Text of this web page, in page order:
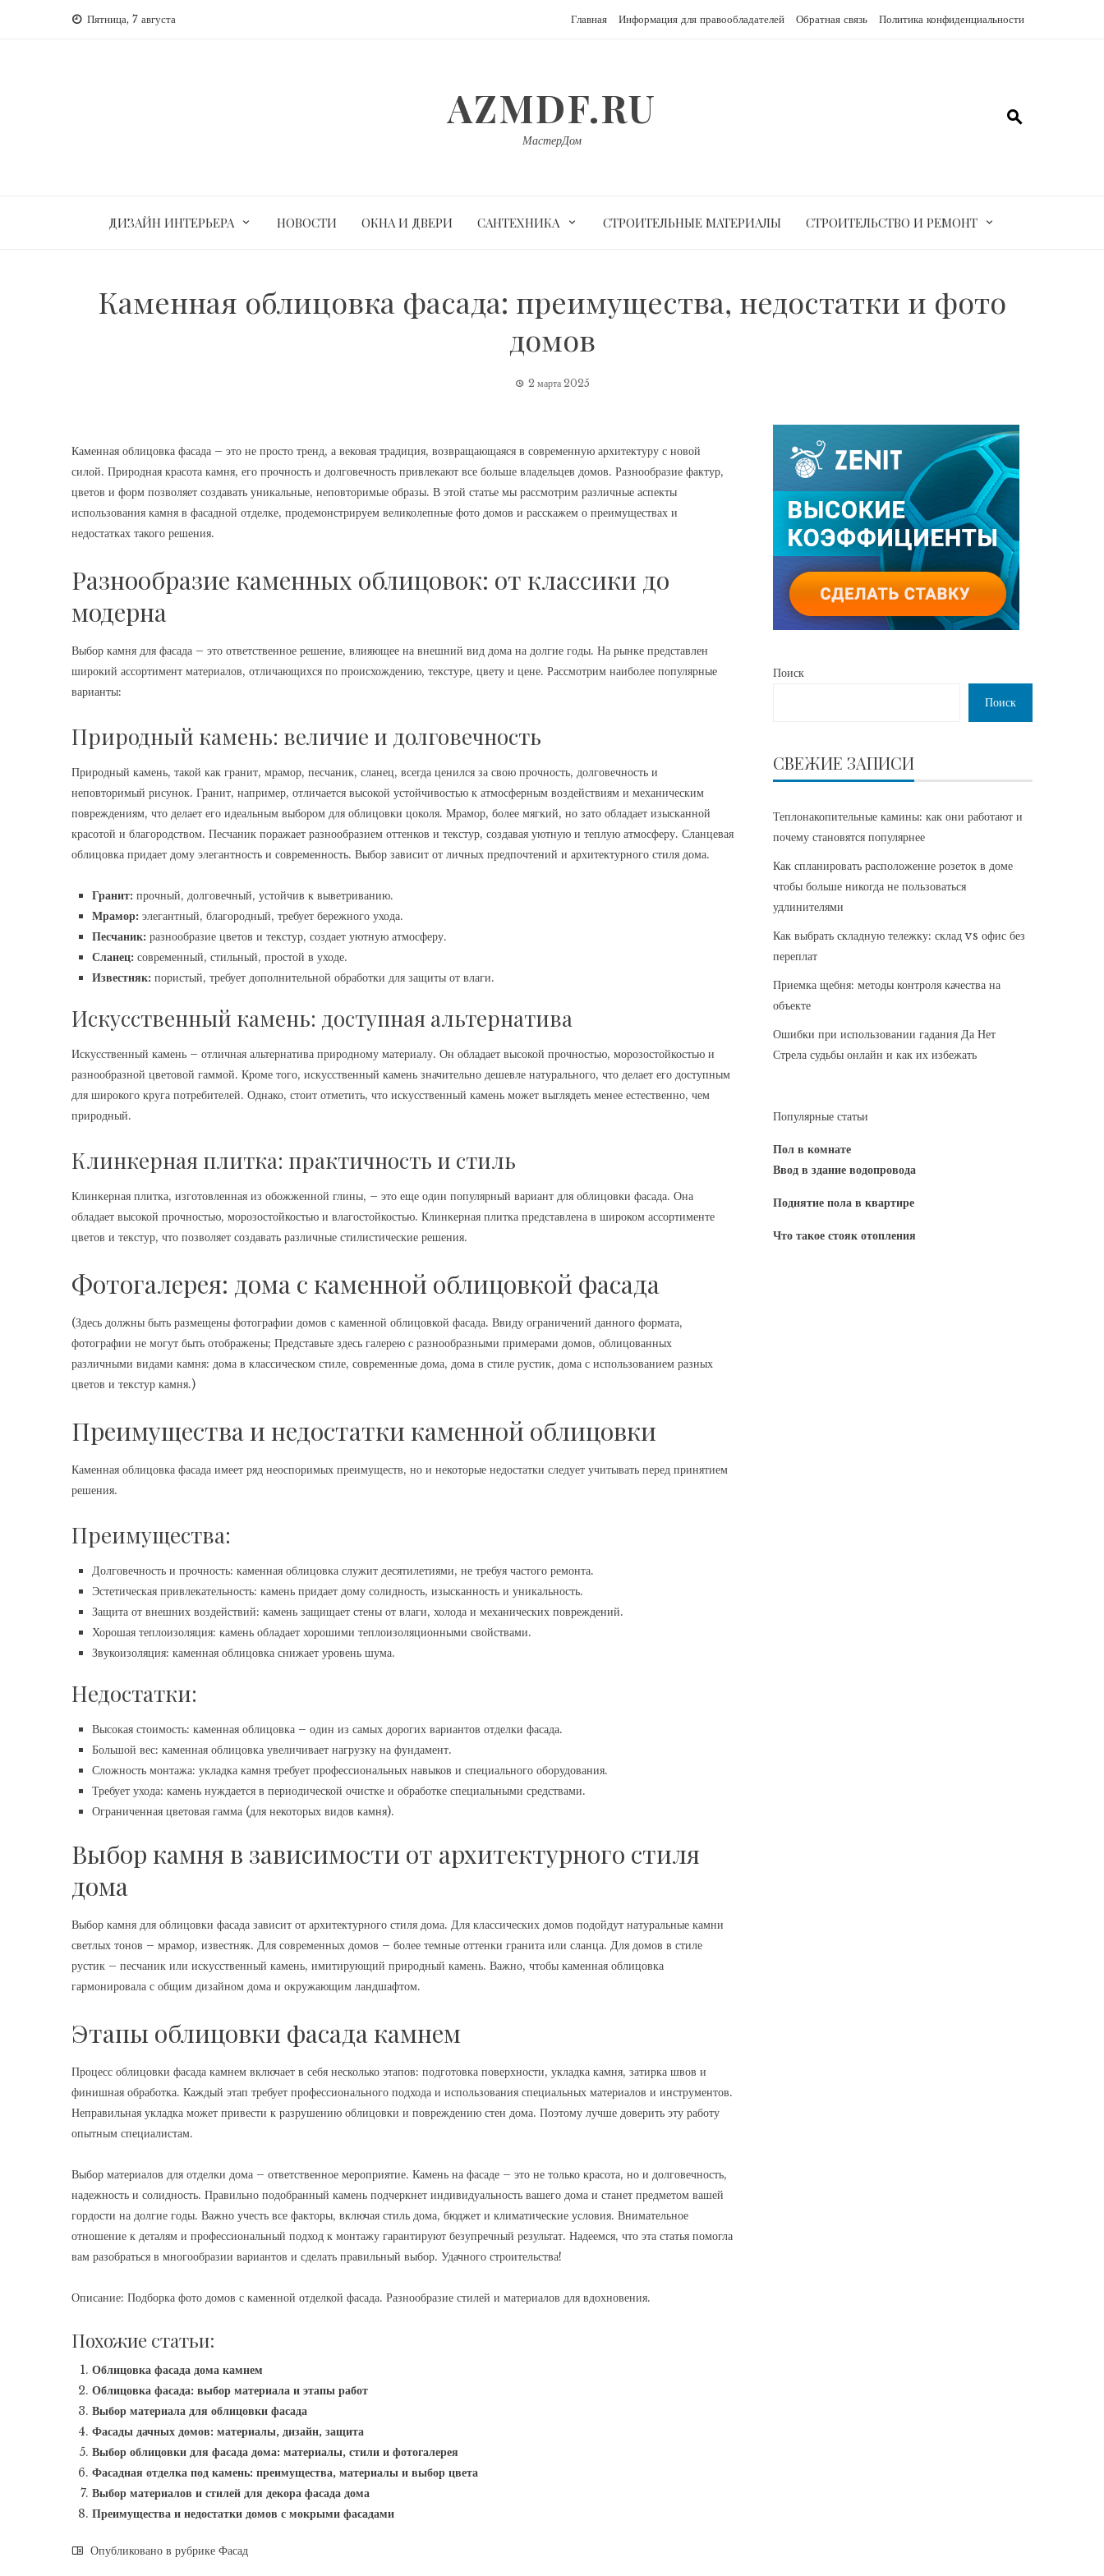
Пятница, 7 августа Главная Информация для правообладателей Обратная связь Политика конфиденциальности
AZMDF.RU
МастерДом
ДИЗАЙН ИНТЕРЬЕРА НОВОСТИ ОКНА И ДВЕРИ САНТЕХНИКА СТРОИТЕЛЬНЫЕ МАТЕРИАЛЫ СТРОИТЕЛЬСТВО И РЕМОНТ
Каменная облицовка фасада: преимущества, недостатки и фото
домов
2 марта 2025
Каменная облицовка фасада – это не просто тренд, а вековая традиция, возвращающаяся в современную архитектуру с новой
силой. Природная красота камня, его прочность и долговечность привлекают все больше владельцев домов. Разнообразие фактур,
цветов и форм позволяет создавать уникальные, неповторимые образы. В этой статье мы рассмотрим различные аспекты
использования камня в фасадной отделке, продемонстрируем великолепные фото домов и расскажем о преимуществах и
недостатках такого решения.
Разнообразие каменных облицовок: от классики до
модерна
Выбор камня для фасада – это ответственное решение, влияющее на внешний вид дома на долгие годы. На рынке представлен
широкий ассортимент материалов, отличающихся по происхождению, текстуре, цвету и цене. Рассмотрим наиболее популярные
варианты:
Природный камень: величие и долговечность
Природный камень, такой как гранит, мрамор, песчаник, сланец, всегда ценился за свою прочность, долговечность и
неповторимый рисунок. Гранит, например, отличается высокой устойчивостью к атмосферным воздействиям и механическим
повреждениям, что делает его идеальным выбором для облицовки цоколя. Мрамор, более мягкий, но зато обладает изысканной
красотой и благородством. Песчаник поражает разнообразием оттенков и текстур, создавая уютную и теплую атмосферу. Сланцевая
облицовка придает дому элегантность и современность. Выбор зависит от личных предпочтений и архитектурного стиля дома.
Гранит: прочный, долговечный, устойчив к выветриванию.
Мрамор: элегантный, благородный, требует бережного ухода.
Песчаник: разнообразие цветов и текстур, создает уютную атмосферу.
Сланец: современный, стильный, простой в уходе.
Известняк: пористый, требует дополнительной обработки для защиты от влаги.
Искусственный камень: доступная альтернатива
Искусственный камень – отличная альтернатива природному материалу. Он обладает высокой прочностью, морозостойкостью и
разнообразной цветовой гаммой. Кроме того, искусственный камень значительно дешевле натурального, что делает его доступным
для широкого круга потребителей. Однако, стоит отметить, что искусственный камень может выглядеть менее естественно, чем
природный.
Клинкерная плитка: практичность и стиль
Клинкерная плитка, изготовленная из обожженной глины, – это еще один популярный вариант для облицовки фасада. Она
обладает высокой прочностью, морозостойкостью и влагостойкостью. Клинкерная плитка представлена в широком ассортименте
цветов и текстур, что позволяет создавать различные стилистические решения.
Фотогалерея: дома с каменной облицовкой фасада
(Здесь должны быть размещены фотографии домов с каменной облицовкой фасада. Ввиду ограничений данного формата,
фотографии не могут быть отображены; Представьте здесь галерею с разнообразными примерами домов, облицованных
различными видами камня: дома в классическом стиле, современные дома, дома в стиле рустик, дома с использованием разных
цветов и текстур камня.)
Преимущества и недостатки каменной облицовки
Каменная облицовка фасада имеет ряд неоспоримых преимуществ, но и некоторые недостатки следует учитывать перед принятием
решения.
Преимущества:
Долговечность и прочность: каменная облицовка служит десятилетиями, не требуя частого ремонта.
Эстетическая привлекательность: камень придает дому солидность, изысканность и уникальность.
Защита от внешних воздействий: камень защищает стены от влаги, холода и механических повреждений.
Хорошая теплоизоляция: камень обладает хорошими теплоизоляционными свойствами.
Звукоизоляция: каменная облицовка снижает уровень шума.
Недостатки:
Высокая стоимость: каменная облицовка – один из самых дорогих вариантов отделки фасада.
Большой вес: каменная облицовка увеличивает нагрузку на фундамент.
Сложность монтажа: укладка камня требует профессиональных навыков и специального оборудования.
Требует ухода: камень нуждается в периодической очистке и обработке специальными средствами.
Ограниченная цветовая гамма (для некоторых видов камня).
Выбор камня в зависимости от архитектурного стиля
дома
Выбор камня для облицовки фасада зависит от архитектурного стиля дома. Для классических домов подойдут натуральные камни
светлых тонов – мрамор, известняк. Для современных домов – более темные оттенки гранита или сланца. Для домов в стиле
рустик – песчаник или искусственный камень, имитирующий природный камень. Важно, чтобы каменная облицовка
гармонировала с общим дизайном дома и окружающим ландшафтом.
Этапы облицовки фасада камнем
Процесс облицовки фасада камнем включает в себя несколько этапов: подготовка поверхности, укладка камня, затирка швов и
финишная обработка. Каждый этап требует профессионального подхода и использования специальных материалов и инструментов.
Неправильная укладка может привести к разрушению облицовки и повреждению стен дома. Поэтому лучше доверить эту работу
опытным специалистам.
Выбор материалов для отделки дома – ответственное мероприятие. Камень на фасаде – это не только красота, но и долговечность,
надежность и солидность. Правильно подобранный камень подчеркнет индивидуальность вашего дома и станет предметом вашей
гордости на долгие годы. Важно учесть все факторы, включая стиль дома, бюджет и климатические условия. Внимательное
отношение к деталям и профессиональный подход к монтажу гарантируют безупречный результат. Надеемся, что эта статья помогла
вам разобраться в многообразии вариантов и сделать правильный выбор. Удачного строительства!
Описание: Подборка фото домов с каменной отделкой фасада. Разнообразие стилей и материалов для вдохновения.
Похожие статьи:
Облицовка фасада дома камнем
Облицовка фасада: выбор материала и этапы работ
Выбор материала для облицовки фасада
Фасады дачных домов: материалы, дизайн, защита
Выбор облицовки для фасада дома: материалы, стили и фотогалерея
Фасадная отделка под камень: преимущества, материалы и выбор цвета
Выбор материалов и стилей для декора фасада дома
Преимущества и недостатки домов с мокрыми фасадами
Опубликовано в рубрике Фасад
Поиск
Поиск
СВЕЖИЕ ЗАПИСИ
Теплонакопительные камины: как они работают и
почему становятся популярнее
Как спланировать расположение розеток в доме
чтобы больше никогда не пользоваться
удлинителями
Как выбрать складную тележку: склад vs офис без
переплат
Приемка щебня: методы контроля качества на
объекте
Ошибки при использовании гадания Да Нет
Стрела судьбы онлайн и как их избежать
Популярные статьи
Пол в комнате
Ввод в здание водопровода
Поднятие пола в квартире
Что такое стояк отопления